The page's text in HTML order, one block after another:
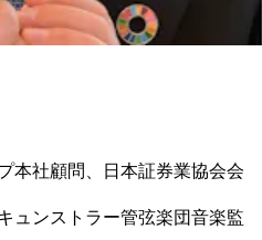
本社顧問、日本証券業協会会
ュンストラー管弦楽団音楽監